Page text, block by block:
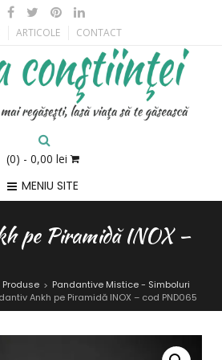
ARTICOLE CONTACT
(0) - 0,00 lei
MENIU SITE
pe Piramidă INOX –
Produse > Pandantive Mistice - Simboluri
Ankh pe Piramidă INOX – cod PND065